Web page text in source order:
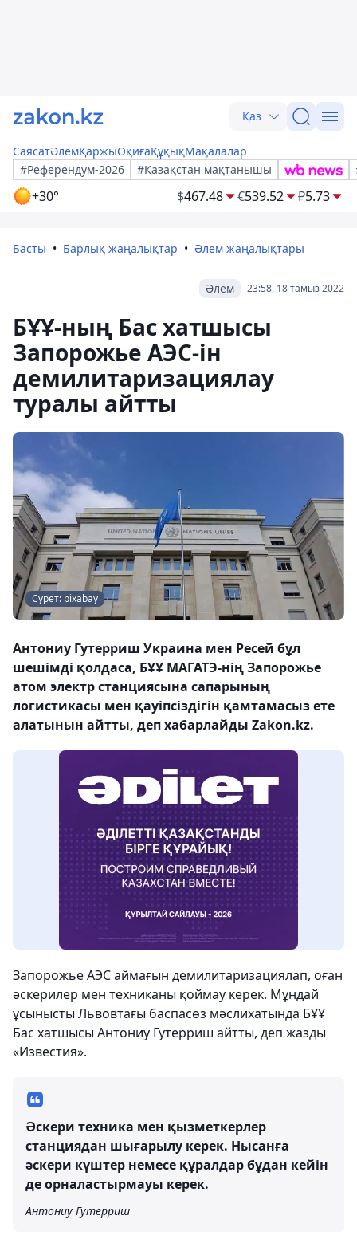
Қаз
СаясатӘлемҚаржыОқиғаҚұқықМақалалар
#Референдум-2026
#Қазақстан мақтанышы
+30° $467.48 €539.52 ₽5.73
Басты Барлық жаңалықтар Әлем жаңалықтары
23:58, 18 тамыз 2022
Әлем
БҰҰ-ның Бас хатшысы
Запорожье АЭС-ін
демилитаризациялау
туралы айтты
Сурет: pixabay
Антониу Гутерриш Украина мен Ресей бұл
шешімді қолдаса, БҰҰ МАГАТЭ-нің Запорожье
атом электр станциясына сапарының
логистикасы мен қауіпсіздігін қамтамасыз ете
алатынын айтты, деп хабарлайды Zakon.kz.
Запорожье АЭС аймағын демилитаризациялап, оған
әскерилер мен техниканы қоймау керек. Мұндай
ұсынысты Львовтағы баспасөз мәслихатында БҰҰ
Бас хатшысы Антониу Гутерриш айтты, деп жазды
«Известия».
Әскери техника мен қызметкерлер
станциядан шығарылу керек. Нысанға
әскери күштер немесе құралдар бұдан кейін
де орналастырмауы керек.
Антониу Гутерриш